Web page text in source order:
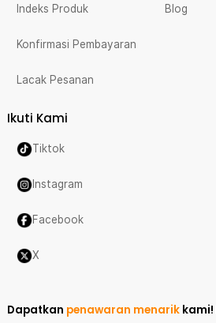
Indeks Produk
Konfirmasi Pembayaran
Lacak Pesanan
Blog
Ikuti Kami
Tiktok
Instagram
Facebook
X
Dapatkan penawaran menarik kami!